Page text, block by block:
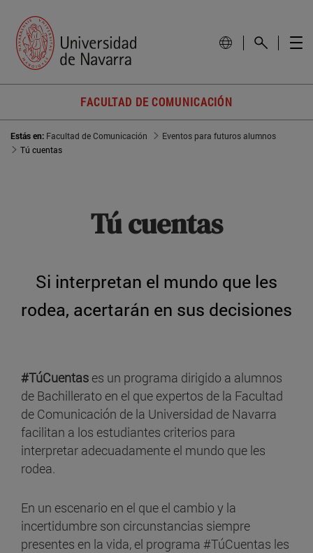
FACULTAD DE COMUNICACIÓN
Estás en: Facultad de Comunicación
Eventos para futuros alumnos
Tú cuentas
Tú cuentas
Si interpretan el mundo que les
rodea, acertarán en sus decisiones
#TúCuentas es un programa dirigido a alumnos
de Bachillerato en el que expertos de la Facultad
de Comunicación de la Universidad de Navarra
facilitan a los estudiantes criterios para
interpretar adecuadamente el mundo que les
rodea.
En un escenario en el que el cambio y la
incertidumbre son circunstancias siempre
presentes en la vida, el programa #TúCuentas les